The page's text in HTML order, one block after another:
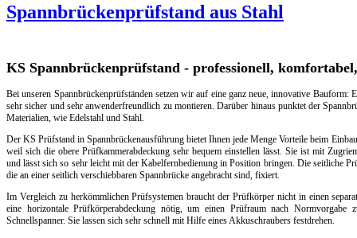
Spannbrückenprüfstand aus Stahl
KS Spannbrückenprüfstand - professionell,
Bei unseren Spannbrückenprüfständen setzen wir auf eine ganz neue, innovative
sehr sicher und sehr anwenderfreundlich zu montieren. Darüber hinaus punktet der
Materialien, wie Edelstahl und Stahl.
Der KS Prüfstand in Spannbrückenausführung bietet Ihnen jede Menge Vorteile beim
weil sich die obere Prüfkammerabdeckung sehr bequem einstellen lässt. Sie ist mit
und lässt sich so sehr leicht mit der Kabelfernbedienung in Position bringen. Die seitliche
die an einer seitlich verschiebbaren Spannbrücke angebracht sind, fixiert.
Im Vergleich zu herkömmlichen Prüfsystemen braucht der Prüfkörper nicht in einen
eine horizontale Prüfkörperabdeckung nötig, um einen Prüfraum nach
Schnellspanner. Sie lassen sich sehr schnell mit Hilfe eines Akkuschraubers festdrehen.